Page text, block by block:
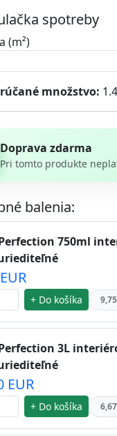
spotreby
(m²)
množstvo:
Doprava zdarma
Pri tomto produkte
balenia:
750ml
+ Do košíka
3L
EUR
+ Do košíka